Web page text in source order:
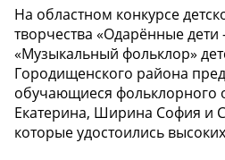
На областном конкурсе
творчества «Одарённые
«Музыкальный фольклор»
Городищенского района
обучающиеся фольклорного
Екатерина, Ширина София и
которые удостоились